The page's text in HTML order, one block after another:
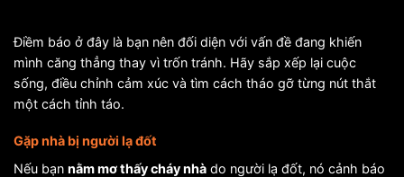
Điềm báo ở đây là bạn nên đối diện với vấn đề đang khiến
mình căng thẳng thay vì trốn tránh. Hãy sắp xếp lại cuộc
sống, điều chỉnh cảm xúc và tìm cách tháo gỡ từng nút thắt
một cách tỉnh táo.
Gặp nhà bị người lạ đốt
Nếu bạn nằm mơ thấy cháy nhà do người lạ đốt, nó cảnh báo